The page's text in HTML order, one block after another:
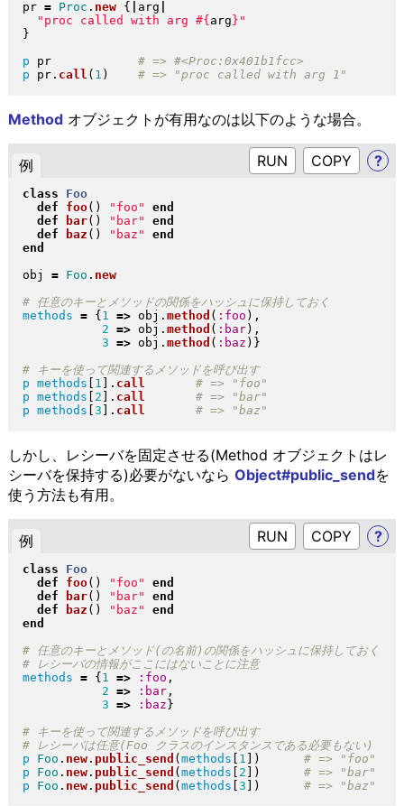
pr = Proc . new { arg
" proc called with arg #{ arg } "
}
p pr
p pr. call ( 1 )
Methodオブジェクトが有用なのは以下のような場合。
例 RUN ?
class
Foo
def
foo( ) " foo "
end
def
bar( ) " bar"
end
def
baz ( ) " baz "
end
end
obj = Foo . new
methods = { 1 => obj . method ( :foo ) ,
2 => obj . method ( :bar) ,
3 => obj . method ( :baz ) }
# キーを使って関連するメソッドを呼び出す
p methods 1 . call
p methods 2 . call
p methods 3 . call
しかし、レシーバを固定させる(Method オブジェクトはレ
シーバを保持する)必要がないなら Object#public_sendを
使う方法も有用。
例 RUN ?
class
Foo
def
foo( ) " foo "
end
def
bar( ) " bar"
end
def
baz ( ) " baz "
end
end
# レシーバの情報がここにはないことに注意
methods = { 1 => :foo ,
2 => :bar,
3 => :baz }
# キーを使って関連するメソッドを呼び出す
p
Foo . new. public_send ( methods 1 )
p
Foo . new. public_send ( methods 2 )
p
Foo . new. public_send ( methods 3 )